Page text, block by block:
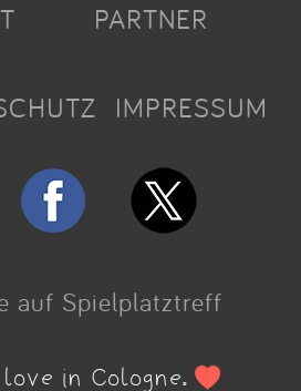
PARTNER
IMPRESSUM
auf Spielplatztreff
love in Cologne.